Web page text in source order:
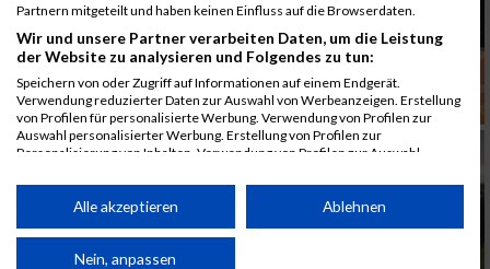
Partnern mitgeteilt und haben keinen Einfluss auf die Browserdaten.
Wir und unsere Partner verarbeiten Daten, um die Leistung
der Website zu analysieren und Folgendes zu tun:
Speichern von oder Zugriff auf Informationen auf einem Endgerät.
Verwendung reduzierter Daten zur Auswahl von Werbeanzeigen. Erstellung
von Profilen für personalisierte Werbung. Verwendung von Profilen zur
Auswahl personalisierter Werbung. Erstellung von Profilen zur
Personalisierung von Inhalten. Verwendung von Profilen zur Auswahl
Performance von Inhalten. Analyse von Zielgruppen durch Statistiken oder
Kombinationen von Daten aus verschiedenen Quellen. Entwicklung und
von Inhalten.
Daten können außerhalb der Europäischen Union weitergegeben und in die
Alle akzeptieren Ablehnen
Nein, anpassen